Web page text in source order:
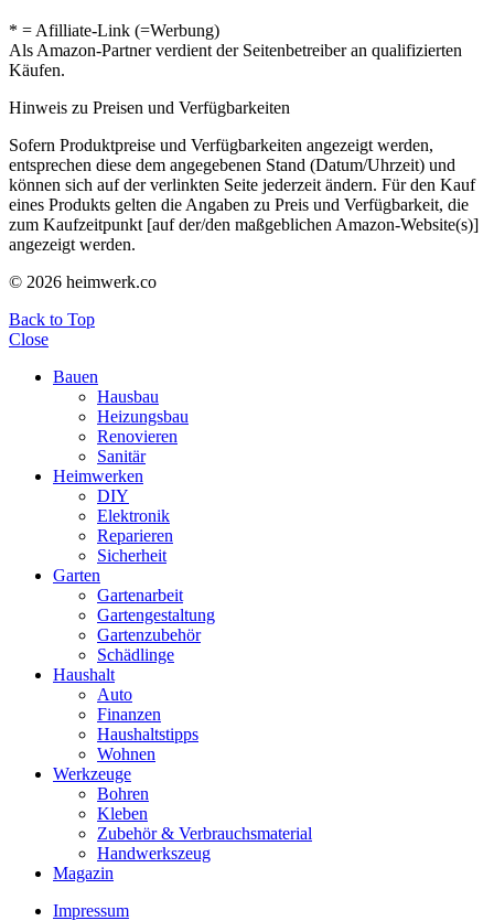
* = Afilliate-Link (=Werbung)
Als Amazon-Partner verdient der Seitenbetreiber an qualifizierten
Käufen.
Hinweis zu Preisen und Verfügbarkeiten
Sofern Produktpreise und Verfügbarkeiten angezeigt werden,
entsprechen diese dem angegebenen Stand (Datum/Uhrzeit) und
können sich auf der verlinkten Seite jederzeit ändern. Für den Kauf
eines Produkts gelten die Angaben zu Preis und Verfügbarkeit, die
zum Kaufzeitpunkt [auf der/den maßgeblichen Amazon-Website(s)]
angezeigt werden.
© 2026 heimwerk.co
Back to Top
Close
Bauen
Hausbau
Heizungsbau
Renovieren
Sanitär
Heimwerken
DIY
Elektronik
Reparieren
Sicherheit
Garten
Gartenarbeit
Gartengestaltung
Gartenzubehör
Schädlinge
Haushalt
Auto
Finanzen
Haushaltstipps
Wohnen
Werkzeuge
Bohren
Kleben
Zubehör & Verbrauchsmaterial
Handwerkszeug
Magazin
Impressum